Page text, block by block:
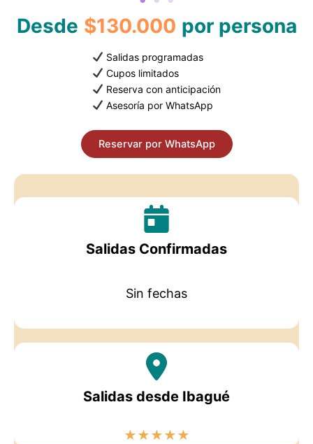
Desde $130.000 por persona
Salidas programadas
Cupos limitados
Reserva con anticipación
Asesoría por WhatsApp
Reservar por WhatsApp
Salidas Confirmadas
Sin fechas
Salidas desde Ibagué
★★★★★